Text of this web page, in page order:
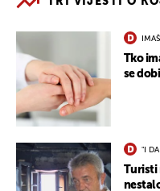
Tko
se
"I
Turisti